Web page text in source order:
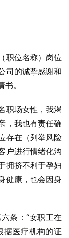
职位名称）岗位
司的诚挚感谢和
。
职场女性，我渴
，我也有责任确
存在（列举风险
户进行情绪化沟
拥挤不利于孕妇
健康，也会因身
条：“女职工在
据医疗机构的证